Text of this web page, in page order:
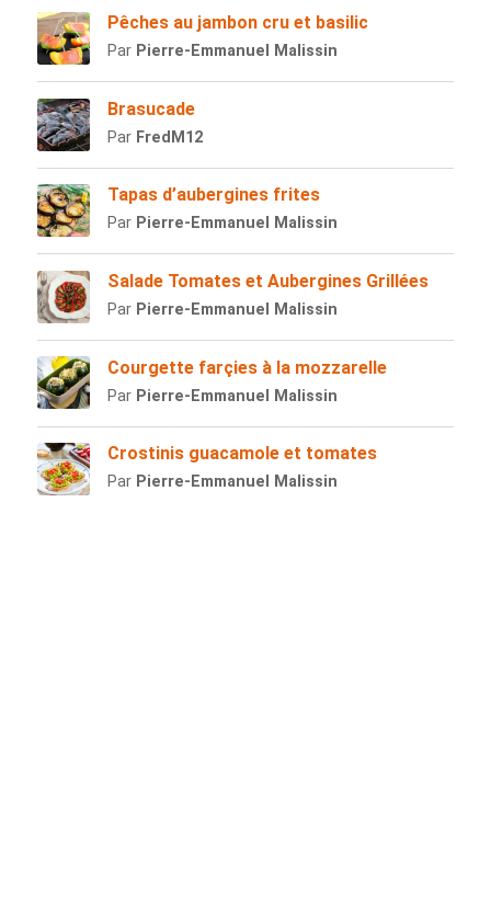
Pêches au jambon cru et basilic
Par Pierre-Emmanuel Malissin
Brasucade
Par FredM12
Tapas d’aubergines frites
Par Pierre-Emmanuel Malissin
Salade Tomates et Aubergines Grillées
Par Pierre-Emmanuel Malissin
Courgette farçies à la mozzarelle
Par Pierre-Emmanuel Malissin
Crostinis guacamole et tomates
Par Pierre-Emmanuel Malissin